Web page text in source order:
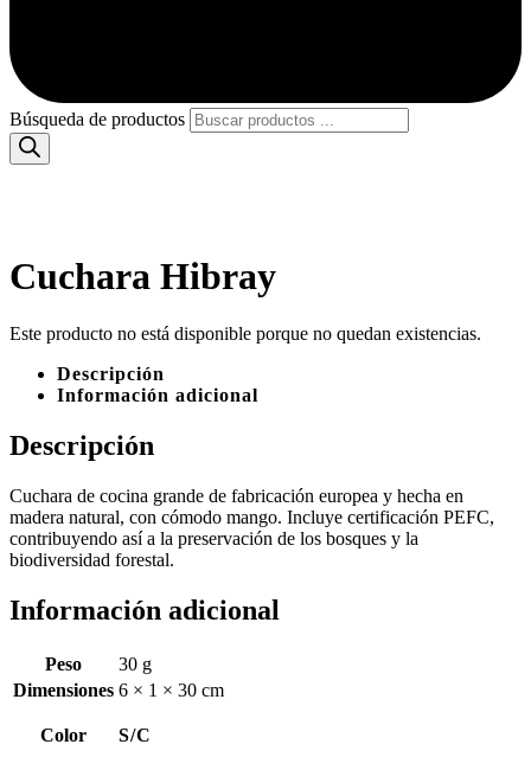
Búsqueda de productos
Cuchara Hibray
Este producto no está disponible porque no quedan existencias.
Descripción
Información adicional
Descripción
Cuchara de cocina grande de fabricación europea y hecha en
madera natural, con cómodo mango. Incluye certificación PEFC,
contribuyendo así a la preservación de los bosques y la
biodiversidad forestal.
Información adicional
Peso
30 g
Dimensiones 6 × 1 × 30 cm
Color S/C